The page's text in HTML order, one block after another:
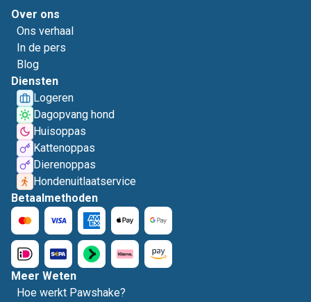
Over ons
Ons verhaal
In de pers
Blog
Diensten
Logeren
Dagopvang hond
Huisoppas
Kattenoppas
Dierenoppas
Hondenuitlaatservice
Betaalmethoden
Meer Weten
Hoe werkt Pawshake?